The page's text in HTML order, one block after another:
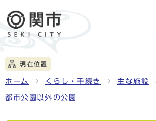
現在位置
ホーム くらし・手続き 主な施設
都市公園以外の公園